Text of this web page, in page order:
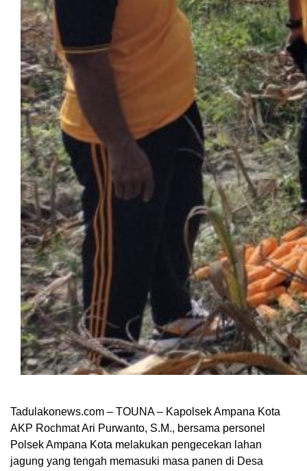
Tadulakonews.com – TOUNA – Kapolsek Ampana Kota
AKP Rochmat Ari Purwanto, S.M., bersama personel
Polsek Ampana Kota melakukan pengecekan lahan
jagung yang tengah memasuki masa panen di Desa